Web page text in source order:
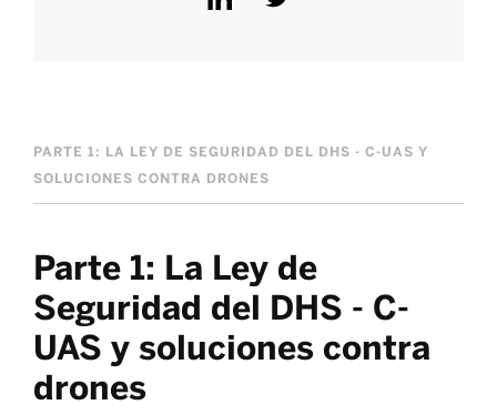
PARTE 1: LA LEY DE SEGURIDAD DEL DHS - C-UAS Y
SOLUCIONES CONTRA DRONES
Parte 1: La Ley de
Seguridad del DHS - C-
UAS y soluciones contra
drones